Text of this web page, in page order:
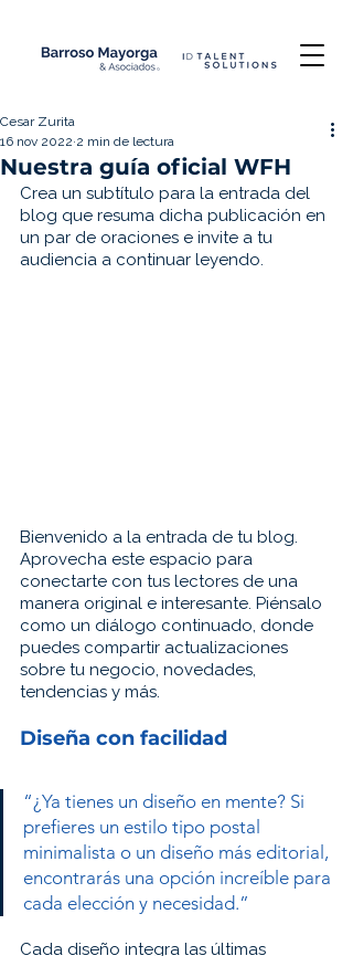
Nuestra guía oficial WFH
Cesar Zurita
16 nov 2022 2 min de lectura
Crea un subtítulo para la entrada del
blog que resuma dicha publicación en
un par de oraciones e invite a tu
audiencia a continuar leyendo.
Bienvenido a la entrada de tu blog.
Aprovecha este espacio para
conectarte con tus lectores de una
manera original e interesante. Piénsalo
como un diálogo continuado, donde
puedes compartir actualizaciones
sobre tu negocio, novedades,
tendencias y más.
Diseña con facilidad
“¿Ya tienes un diseño en mente? Si
prefieres un estilo tipo postal
minimalista o un diseño más editorial,
encontrarás una opción increíble para
cada elección y necesidad.”
Cada diseño integra las últimas